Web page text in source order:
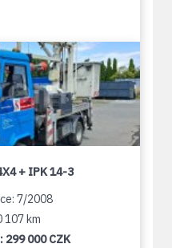
+ IPK 14-3
7/2008
107 km
299 000 CZK